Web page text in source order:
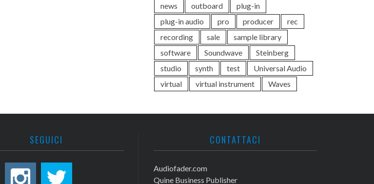
news
outboard
plug-in
plug-in audio
pro producer
rec
recording
sale
sample library
software
Soundwave
Steinberg
studio
synth test
Universal Audio
virtual
virtual instrument Waves
SEGUICI CONTATTACI
Audiofader.com
Quine Business Publisher